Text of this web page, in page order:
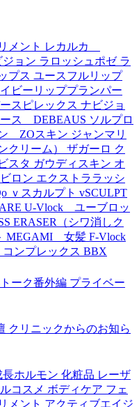
メント レカルカ
ジョン ラロッシュポゼ ラ
プス ユースフルリップ
ビーリッププランパー
スピレックス ナビジョ
ース DEBEAUS ソルプロ
ZOスキン ジャンマリ
クリーム） ザガーロ ク
スタ ガウディスキン オ
ロン エクストララッシ
ｖスカルプト vSCULPT
U-Vlock ユーブロッ
ERASER（シワ消しク
MEGAMI 女髪 F-Vlock
ンプレックス BBX
ーク番外編 プライベー
クリニックからのお知ら
長ホルモン 化粧品 レーザ
コスメ ボディケア フェ
メント アクティブエイジ